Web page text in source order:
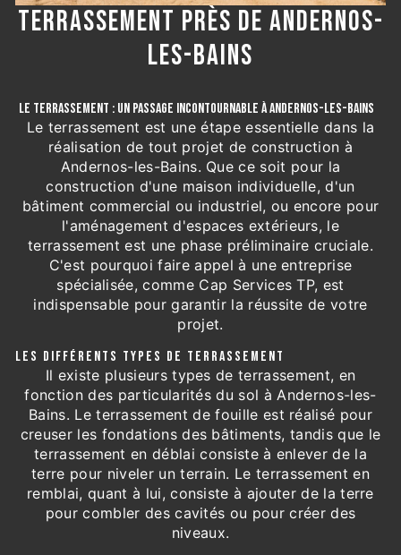
TERRASSEMENT PRÈS DE ANDERNOS-
LES-BAINS
LE TERRASSEMENT : UN PASSAGE INCONTOURNABLE À ANDERNOS-LES-BAINS
Le terrassement est une étape essentielle dans la
réalisation de tout projet de construction à
Andernos-les-Bains. Que ce soit pour la
construction d'une maison individuelle, d'un
bâtiment commercial ou industriel, ou encore pour
l'aménagement d'espaces extérieurs, le
terrassement est une phase préliminaire cruciale.
C'est pourquoi faire appel à une entreprise
spécialisée, comme Cap Services TP, est
indispensable pour garantir la réussite de votre
projet.
LES DIFFÉRENTS TYPES DE TERRASSEMENT
Il existe plusieurs types de terrassement, en
fonction des particularités du sol à Andernos-les-
Bains. Le terrassement de fouille est réalisé pour
creuser les fondations des bâtiments, tandis que le
terrassement en déblai consiste à enlever de la
terre pour niveler un terrain. Le terrassement en
remblai, quant à lui, consiste à ajouter de la terre
pour combler des cavités ou pour créer des
niveaux.